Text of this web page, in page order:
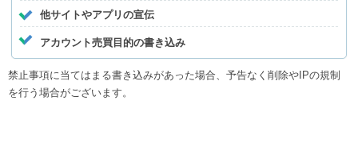
他サイトやアプリの宣伝
アカウント売買目的の書き込み
禁止事項に当てはまる書き込みがあった場合、予告なく削除やIPの規制
を行う場合がございます。